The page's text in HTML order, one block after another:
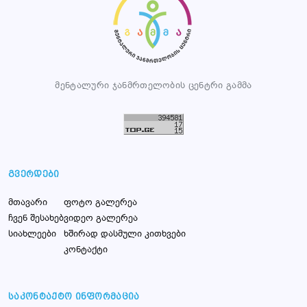
გვერდები
მთავარი
ჩვენ შესახებ
სიახლეები
ფოტო გალერეა
ვიდეო გალერეა
ხშირად დასმული კითხვები
კონტაქტი
მენტალური ჯანმრთელობის ცენტრი გამმა
საკონტაქტო ინფორმაცია